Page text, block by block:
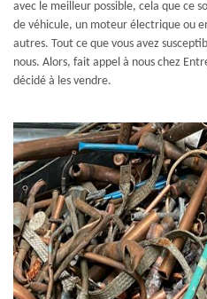
avec le meilleur possible, cela que ce
de véhicule, un moteur électrique ou
autres. Tout ce que vous avez
nous. Alors, fait appel à nous chez
décidé à les vendre.